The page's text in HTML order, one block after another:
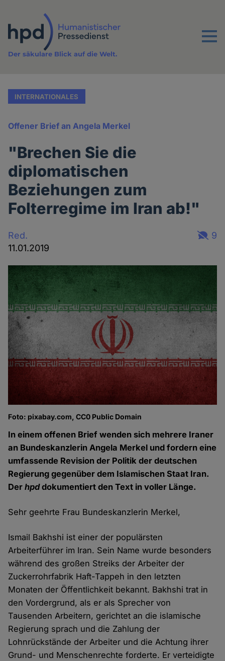
Inhalt
Menu
Der säkulare Blick auf die Welt.
INTERNATIONALES
Offener Brief an Angela Merkel
"Brechen Sie die
diplomatischen
Beziehungen zum
Folterregime im Iran ab!"
Red.
11.01.2019
9
Foto: pixabay.com, CC0 Public Domain
In einem offenen Brief wenden sich mehrere Iraner
an Bundeskanzlerin Angela Merkel und fordern eine
umfassende Revision der Politik der deutschen
Regierung gegenüber dem Islamischen Staat Iran.
Derhpddokumentiert den Text in voller Länge.
Sehr geehrte Frau Bundeskanzlerin Merkel,
Ismail Bakhshi ist einer der populärsten
Arbeiterführer im Iran. Sein Name wurde besonders
während des großen Streiks der Arbeiter der
Zuckerrohrfabrik Haft-Tappeh in den letzten
Monaten der Öffentlichkeit bekannt. Bakhshi trat in
den Vordergrund, als er als Sprecher von
Tausenden Arbeitern, gerichtet an die islamische
Regierung sprach und die Zahlung der
Lohnrückstände der Arbeiter und die Achtung ihrer
Grund- und Menschenrechte forderte. Er verteidigte